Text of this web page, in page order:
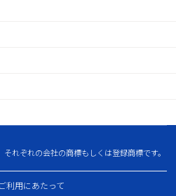
れぞれの会社の商標もしくは登録商標です。
利用にあたって